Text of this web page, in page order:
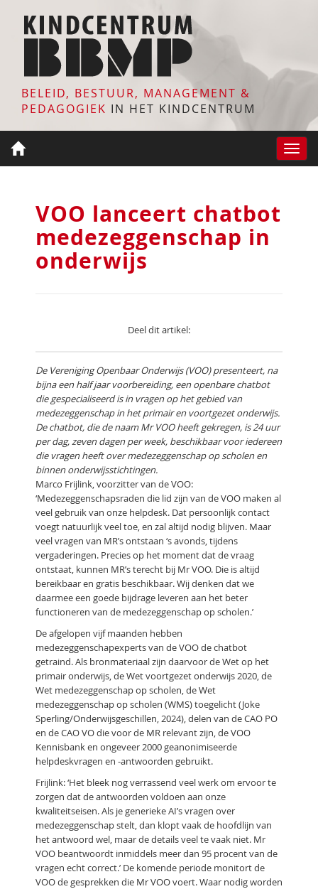
BELEID, BESTUUR, MANAGEMENT &
PEDAGOGIEK IN HET KINDCENTRUM
Toggle
VOO lanceert chatbot
medezeggenschap in
onderwijs
Deel dit artikel:
De Vereniging Openbaar Onderwijs (VOO) presenteert, na
bijna een half jaar voorbereiding, een openbare chatbot
die gespecialiseerd is in vragen op het gebied van
medezeggenschap in het primair en voortgezet onderwijs.
De chatbot, die de naam Mr VOO heeft gekregen, is 24 uur
per dag, zeven dagen per week, beschikbaar voor iedereen
die vragen heeft over medezeggenschap op scholen en
binnen onderwijsstichtingen.
Marco Frijlink, voorzitter van de VOO:
‘Medezeggenschapsraden die lid zijn van de VOO maken al
veel gebruik van onze helpdesk. Dat persoonlijk contact
voegt natuurlijk veel toe, en zal altijd nodig blijven. Maar
veel vragen van MR’s ontstaan ‘s avonds, tijdens
vergaderingen. Precies op het moment dat de vraag
ontstaat, kunnen MR’s terecht bij Mr VOO. Die is altijd
bereikbaar en gratis beschikbaar. Wij denken dat we
daarmee een goede bijdrage leveren aan het beter
functioneren van de medezeggenschap op scholen.’
De afgelopen vijf maanden hebben
medezeggenschapexperts van de VOO de chatbot
getraind. Als bronmateriaal zijn daarvoor de Wet op het
primair onderwijs, de Wet voortgezet onderwijs 2020, de
Wet medezeggenschap op scholen, de Wet
medezeggenschap op scholen (WMS) toegelicht (Joke
Sperling/Onderwijsgeschillen, 2024), delen van de CAO PO
en de CAO VO die voor de MR relevant zijn, de VOO
Kennisbank en ongeveer 2000 geanonimiseerde
helpdeskvragen en -antwoorden gebruikt.
Frijlink: ‘Het bleek nog verrassend veel werk om ervoor te
zorgen dat de antwoorden voldoen aan onze
kwaliteitseisen. Als je generieke AI’s vragen over
medezeggenschap stelt, dan klopt vaak de hoofdlijn van
het antwoord wel, maar de details veel te vaak niet. Mr
VOO beantwoordt inmiddels meer dan 95 procent van de
vragen echt correct.’ De komende periode monitort de
VOO de gesprekken die Mr VOO voert. Waar nodig worden